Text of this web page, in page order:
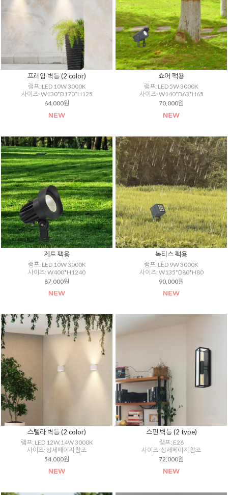
프레임 벽등 (2 color)
램프: LED 10W 3000K
사이즈: W130*D170*H125
64,000원
쇼어 팩용
램프: LED 5W 3000K
사이즈: W140*D63*H65
70,000원
제트 팩용
램프: LED 10W 3000K
사이즈: W400*H1240
87,000원
녹티스 팩용
램프: LED 9W 3000K
사이즈: W135*D80*H80
90,000원
스텔라 벽등 (2 color)
램프: LED 12W,14W 3000K
사이즈: 상세페이지 참조
54,000원
스핀 벽등 (2 type)
램프: E26
사이즈: 상세페이지 참조
72,000원